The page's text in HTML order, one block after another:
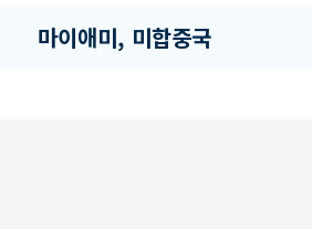
마이애미, 미합중국